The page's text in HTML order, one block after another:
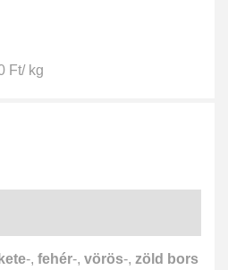
Ft/ kg
-, fehér-, vörös-, zöld bors